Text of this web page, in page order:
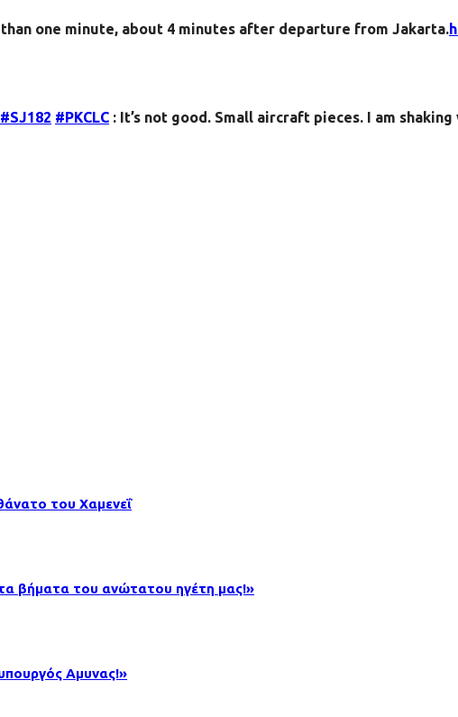
one minute, about 4 minutes after departure from Jakarta.
#SJ182 #PKCLC : It’s not good. Small aircraft pieces. I am
του Χαμενεΐ
βήματα του ανώτατου ηγέτη μας!»
Αμυνας!»